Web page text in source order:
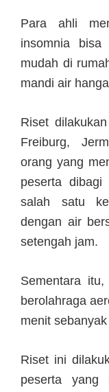
Para ahli
insomnia
mudah di
mandi air
Riset
Freiburg,
orang yang
peserta
salah satu
dengan air
setengah jam.
Sementara
berolahraga
menit
Riset ini
peserta yang